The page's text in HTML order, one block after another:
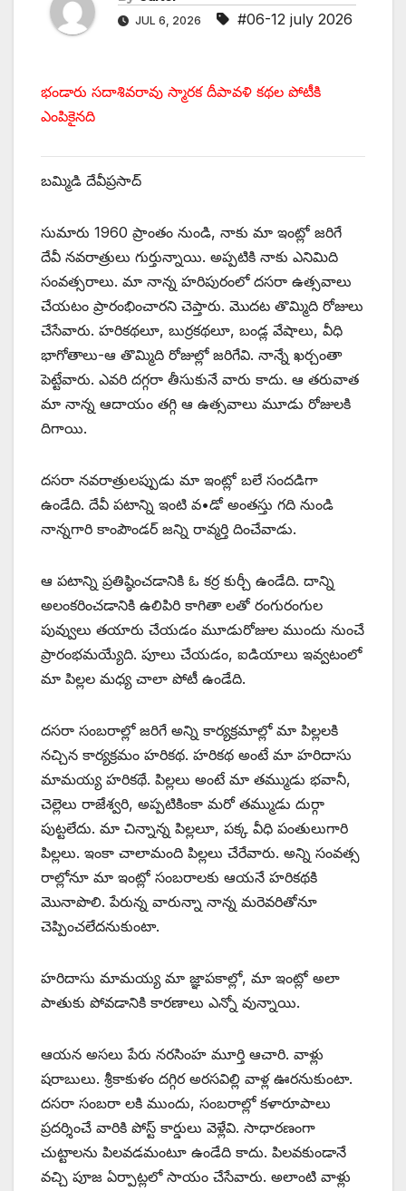
JUL 6, 2026 #06-12 july 2026
భండారు సదాశివరావు స్మారక దీపావళి కథల పోటీకి
ఎంపికైనది
‌బమ్మిడి దేవీప్రసాద్‌
సుమారు 1960 ప్రాంతం నుండి, నాకు మా ఇంట్లో జరిగే
దేవీ నవరాత్రులు గుర్తున్నాయి. అప్పటికి నాకు ఎనిమిది
సంవత్సరాలు. మా నాన్న హరిపురంలో దసరా ఉత్సవాలు
చేయటం ప్రారంభించారని చెప్తారు. మొదట తొమ్మిది రోజులు
చేసేవారు. హరికథలూ, బుర్రకథలూ, బండ్ల వేషాలు, వీధి
భాగోతాలు-ఆ తొమ్మిది రోజుల్లో జరిగేవి. నాన్నే ఖర్చంతా
పెట్టేవారు. ఎవరి దగ్గరా తీసుకునే వారు కాదు. ఆ తరువాత
మా నాన్న ఆదాయం తగ్గి ఆ ఉత్సవాలు మూడు రోజులకి
దిగాయి.
దసరా నవరాత్రులప్పుడు మా ఇంట్లో బలే సందడిగా
ఉండేది. దేవీ పటాన్ని ఇంటి వ•డో అంతస్తు గది నుండి
నాన్నగారి కాంపౌండర్‌ ‌జన్ని రావ్మర్తి దించేవాడు.
ఆ పటాన్ని ప్రతిష్ఠించడానికి ఓ కర్ర కుర్చీ ఉండేది. దాన్ని
అలంకరించడానికి ఉలిపిరి కాగితా లతో రంగురంగుల
పువ్వులు తయారు చేయడం మూడురోజుల ముందు నుంచే
ప్రారంభమయ్యేది. పూలు చేయడం, ఐడియాలు ఇవ్వటంలో
మా పిల్లల మధ్య చాలా పోటీ ఉండేది.
దసరా సంబరాల్లో జరిగే అన్ని కార్యక్రమాల్లో మా పిల్లలకి
నచ్చిన కార్యక్రమం హరికథ. హరికథ అంటే మా హరిదాసు
మామయ్య హరికథే. పిల్లలు అంటే మా తమ్ముడు భవానీ,
చెల్లెలు రాజేశ్వరి, అప్పటికింకా మరో తమ్ముడు దుర్గా
పుట్టలేదు. మా చిన్నాన్న పిల్లలూ, పక్క వీధి పంతులుగారి
పిల్లలు. ఇంకా చాలామంది పిల్లలు చేరేవారు. అన్ని సంవత్స
రాల్లోనూ మా ఇంట్లో సంబరాలకు ఆయనే హరికథకి
మొనాపొలి. పేరున్న వారున్నా నాన్న మరెవరితోనూ
చెప్పించలేదనుకుంటా.
హరిదాసు మామయ్య మా జ్ఞాపకాల్లో, మా ఇంట్లో అలా
పాతుకు పోవడానికి కారణాలు ఎన్నో వున్నాయి.
ఆయన అసలు పేరు నరసింహ మూర్తి ఆచారి. వాళ్లు
షరాబులు. శ్రీకాకుళం దగ్గిర అరసవిల్లి వాళ్ల ఊరనుకుంటా.
దసరా సంబరా లకి ముందు, సంబరాల్లో కళారూపాలు
ప్రదర్శించే వారికి పోస్ట్ ‌కార్డులు వెళ్లేవి. సాధారణంగా
చుట్టాలను పిలవడమంటూ ఉండేది కాదు. పిలవకుండానే
వచ్చి పూజ ఏర్పాట్లలో సాయం చేసేవారు. అలాంటి వాళ్లు